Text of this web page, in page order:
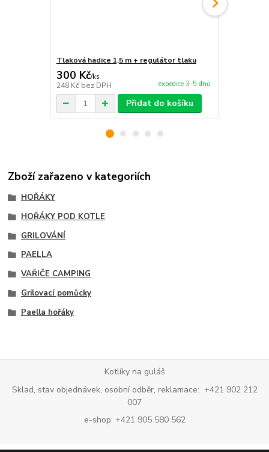
Tlaková hadice 1,5 m + regulátor tlaku
300 Kč/ks
248 Kč bez DPH expedice 3-5 dnů
Přidat do košíku
Zboží zařazeno v kategoriích
HOŘÁKY
HOŘÁKY POD KOTLE
GRILOVÁNÍ
PAELLA
VAŘIČE CAMPING
Grilovací pomůcky
Paella hořáky
Kotlíky na guláš
Sklad, stav objednávek, osobní odběr, reklamace: +421 902 212
007
e-shop: +421 905 580 562